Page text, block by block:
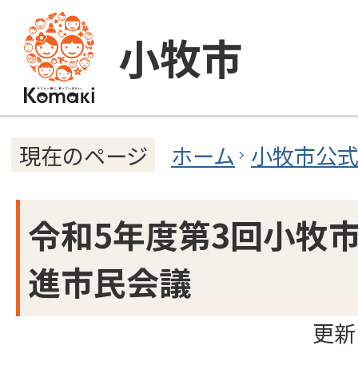
小牧市
現在のページ ホーム 小牧市公
令和5年度第3回小牧
進市民会議
更